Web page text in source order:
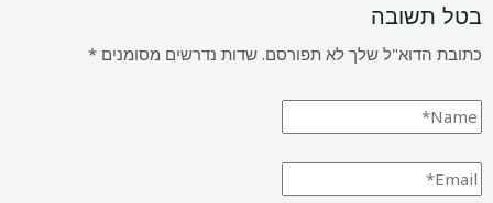
בטל תשובה
כתובת הדוא"ל שלך לא תפורסם. שדות נדרשים מסומנים *